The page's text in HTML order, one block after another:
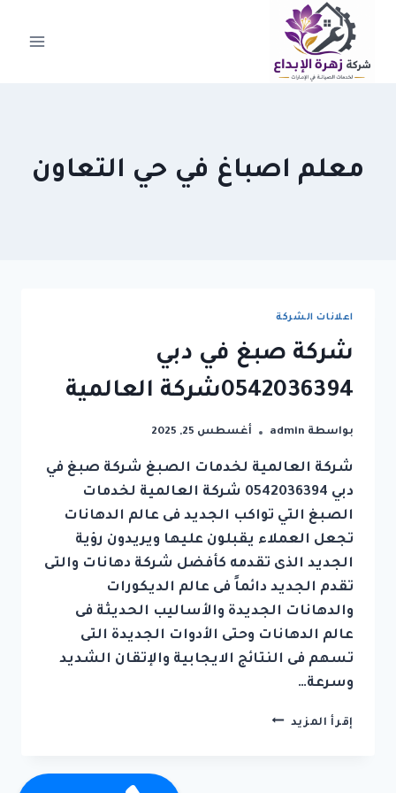
التجاوز
المحتوى
معلم اصباغ في حي التعاون
اعلانات الشركة
شركة صبغ في دبي
0542036394شركة العالمية
بواسطة admin أغسطس 25, 2025
شركة العالمية لخدمات الصبغ شركة صبغ في
دبي 0542036394 شركة العالمية لخدمات
الصبغ التي تواكب الجديد فى عالم الدهانات
تجعل العملاء يقبلون عليها ويريدون رؤية
الجديد الذى تقدمه كأفضل شركة دهانات والتى
تقدم الجديد دائماً فى عالم الديكورات
والدهانات الجديدة والأساليب الحديثة فى
عالم الدهانات وحتى الأدوات الجديدة التى
تسهم فى النتائج الايجابية والإتقان الشديد
وسرعة…
إقرأ المزيد شركة